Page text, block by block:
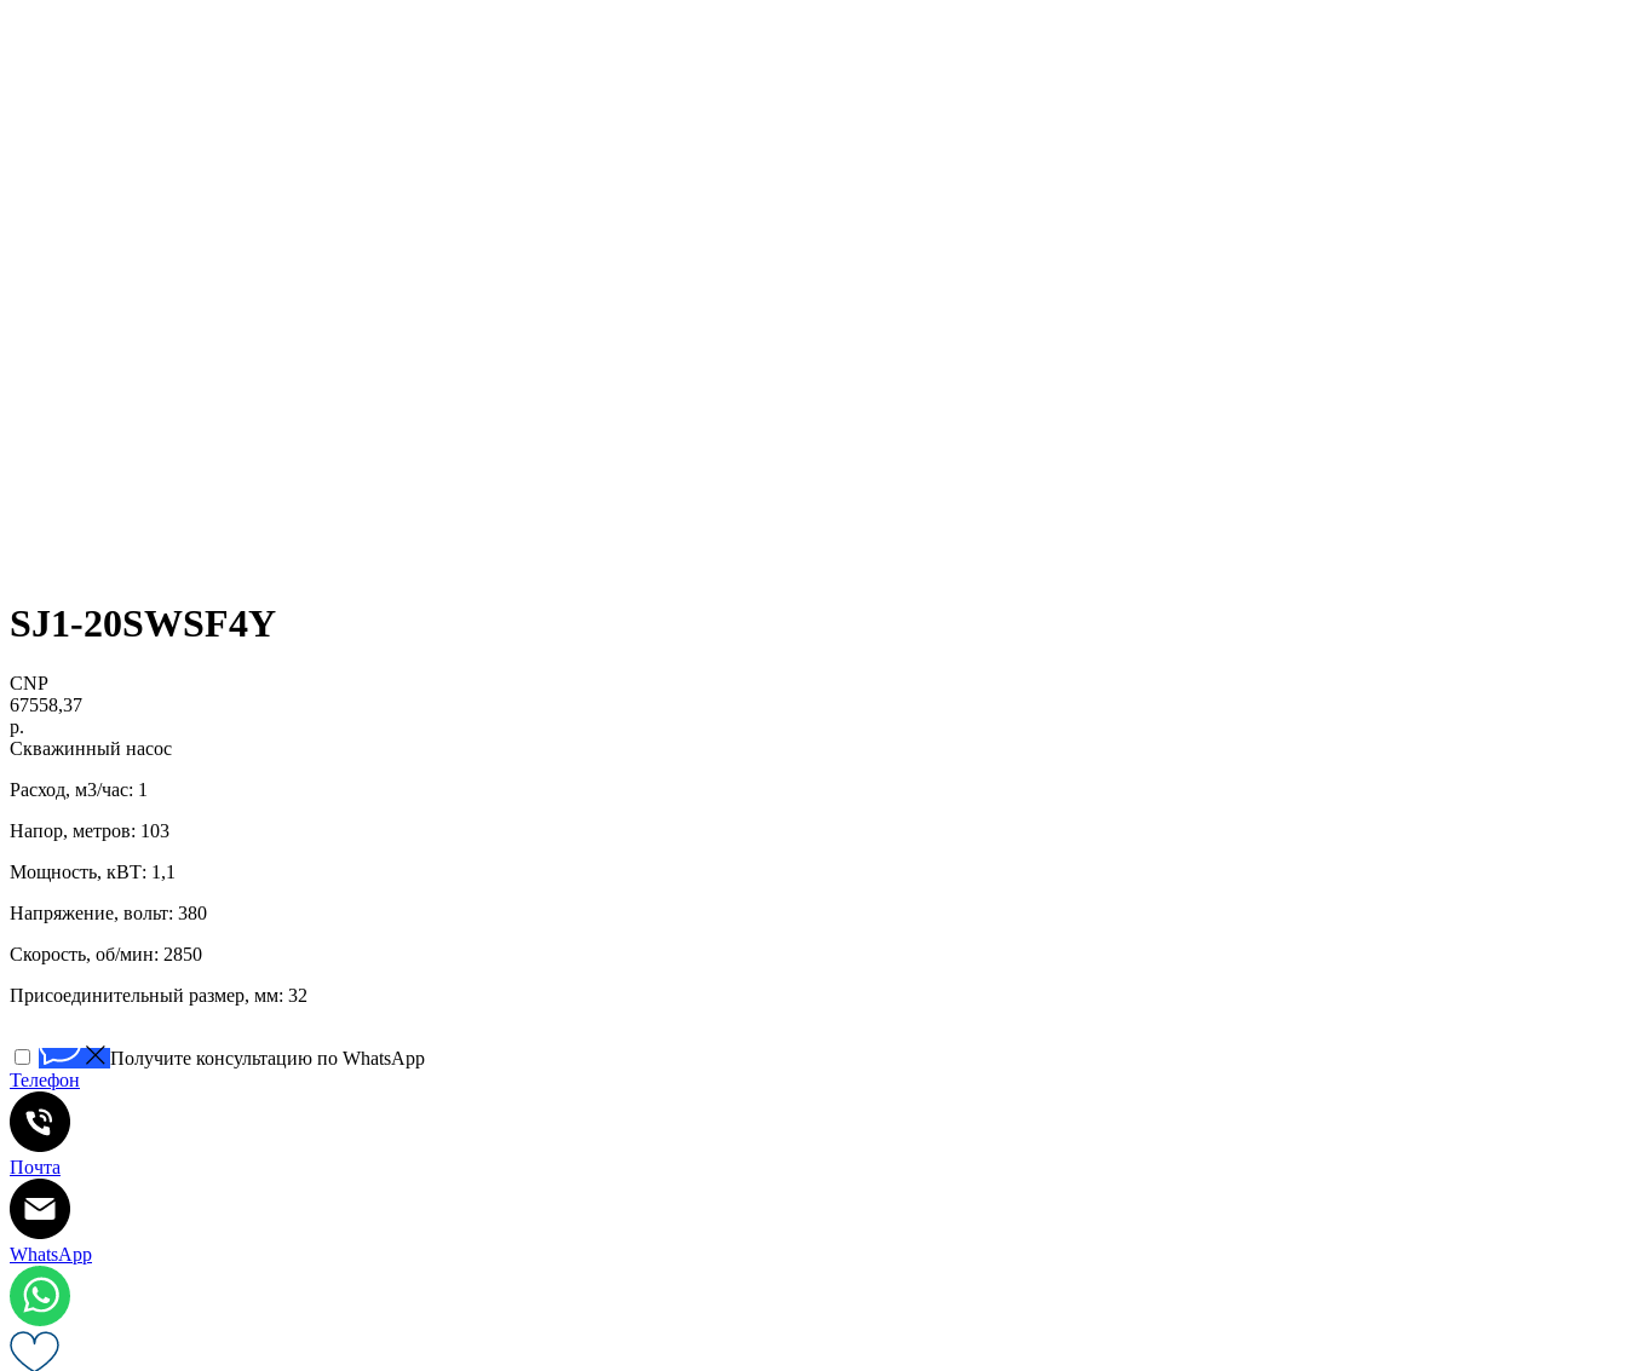
SJ1-20SWSF4Y
CNP
67558,37
р.
Скважинный насос
Расход, м3/час: 1
Напор, метров: 103
Мощность, кВТ: 1,1
Напряжение, вольт: 380
Скорость, об/мин: 2850
Присоединительный размер, мм: 32
Получите консультацию по WhatsApp
Телефон
Почта
WhatsApp